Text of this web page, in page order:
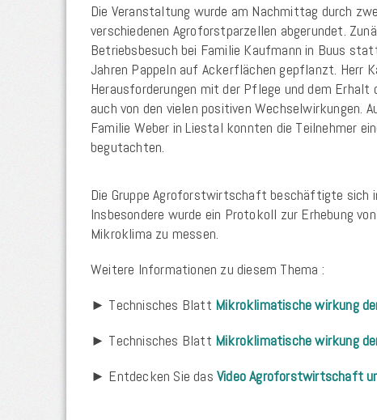
Die Veranstaltung wurde am Nachmittag durch
verschiedenen Agroforstparzellen abgerundet.
Betriebsbesuch bei Familie Kaufmann in Buus
Jahren Pappeln auf Ackerflächen gepflanzt. Herr
Herausforderungen mit der Pflege und dem Erhalt
auch von den vielen positiven Wechselwirkungen.
Familie Weber in Liestal konnten die Teilnehmer
begutachten.
Die Gruppe Agroforstwirtschaft beschäftigte sich
Insbesondere wurde ein Protokoll zur Erhebung
Mikroklima zu messen.
Weitere Informationen zu diesem Thema :
► Technisches Blatt Mikroklimatische wirkung
► Technisches Blatt Mikroklimatische wirkung
► Entdecken Sie das Video Agroforstwirtschaft